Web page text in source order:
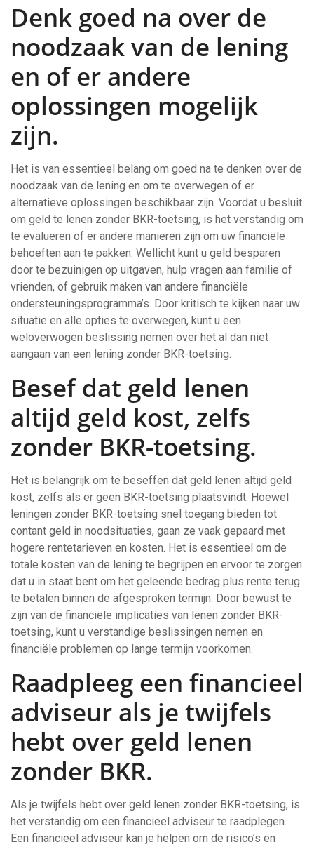
Denk goed na over de
noodzaak van de lening
en of er andere
oplossingen mogelijk
zijn.
Het is van essentieel belang om goed na te denken over de
noodzaak van de lening en om te overwegen of er
alternatieve oplossingen beschikbaar zijn. Voordat u besluit
om geld te lenen zonder BKR-toetsing, is het verstandig om
te evalueren of er andere manieren zijn om uw financiële
behoeften aan te pakken. Wellicht kunt u geld besparen
door te bezuinigen op uitgaven, hulp vragen aan familie of
vrienden, of gebruik maken van andere financiële
ondersteuningsprogramma’s. Door kritisch te kijken naar uw
situatie en alle opties te overwegen, kunt u een
weloverwogen beslissing nemen over het al dan niet
aangaan van een lening zonder BKR-toetsing.
Besef dat geld lenen
altijd geld kost, zelfs
zonder BKR-toetsing.
Het is belangrijk om te beseffen dat geld lenen altijd geld
kost, zelfs als er geen BKR-toetsing plaatsvindt. Hoewel
leningen zonder BKR-toetsing snel toegang bieden tot
contant geld in noodsituaties, gaan ze vaak gepaard met
hogere rentetarieven en kosten. Het is essentieel om de
totale kosten van de lening te begrijpen en ervoor te zorgen
dat u in staat bent om het geleende bedrag plus rente terug
te betalen binnen de afgesproken termijn. Door bewust te
zijn van de financiële implicaties van lenen zonder BKR-
toetsing, kunt u verstandige beslissingen nemen en
financiële problemen op lange termijn voorkomen.
Raadpleeg een financieel
adviseur als je twijfels
hebt over geld lenen
zonder BKR.
Als je twijfels hebt over geld lenen zonder BKR-toetsing, is
het verstandig om een financieel adviseur te raadplegen.
Een financieel adviseur kan je helpen om de risico’s en